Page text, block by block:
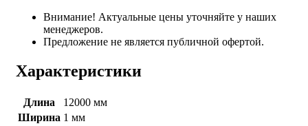
Внимание! Актуальные цены уточняйте у наших
менеджеров.
Предложение не является публичной офертой.
Характеристики
Длина
12000 мм
Ширина 1 мм